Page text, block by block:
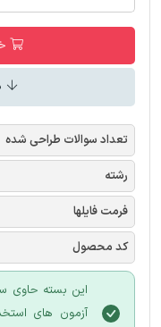
تعداد سوالات طراحی شده
رشته
فرمت فایلها
کد محصول
این بسته حاوی
آزمون های